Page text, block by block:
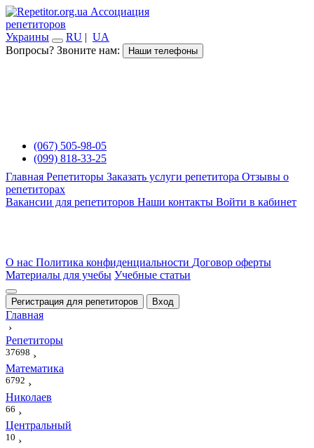
Ассоциация
репетиторов
Украины
RU | UA
Вопросы? Звоните нам:
Наши телефоны
(067) 505-98-05
(099) 818-33-25
Главная Репетиторы Заказать услуги репетитора Отзывы о
репетиторах
Вакансии для репетиторов Наши контакты Войти в кабинет
О нас Политика конфиденциальности Договор оферты
Материалы для учебы Учебные статьи
Регистрация для репетиторов Вход
Главная
›
Репетиторы
37698 ›
Математика
6792 ›
Николаев
66 ›
Центральный
10 ›